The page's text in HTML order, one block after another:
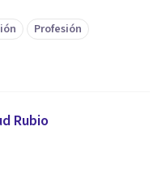
Profesión
Rubio